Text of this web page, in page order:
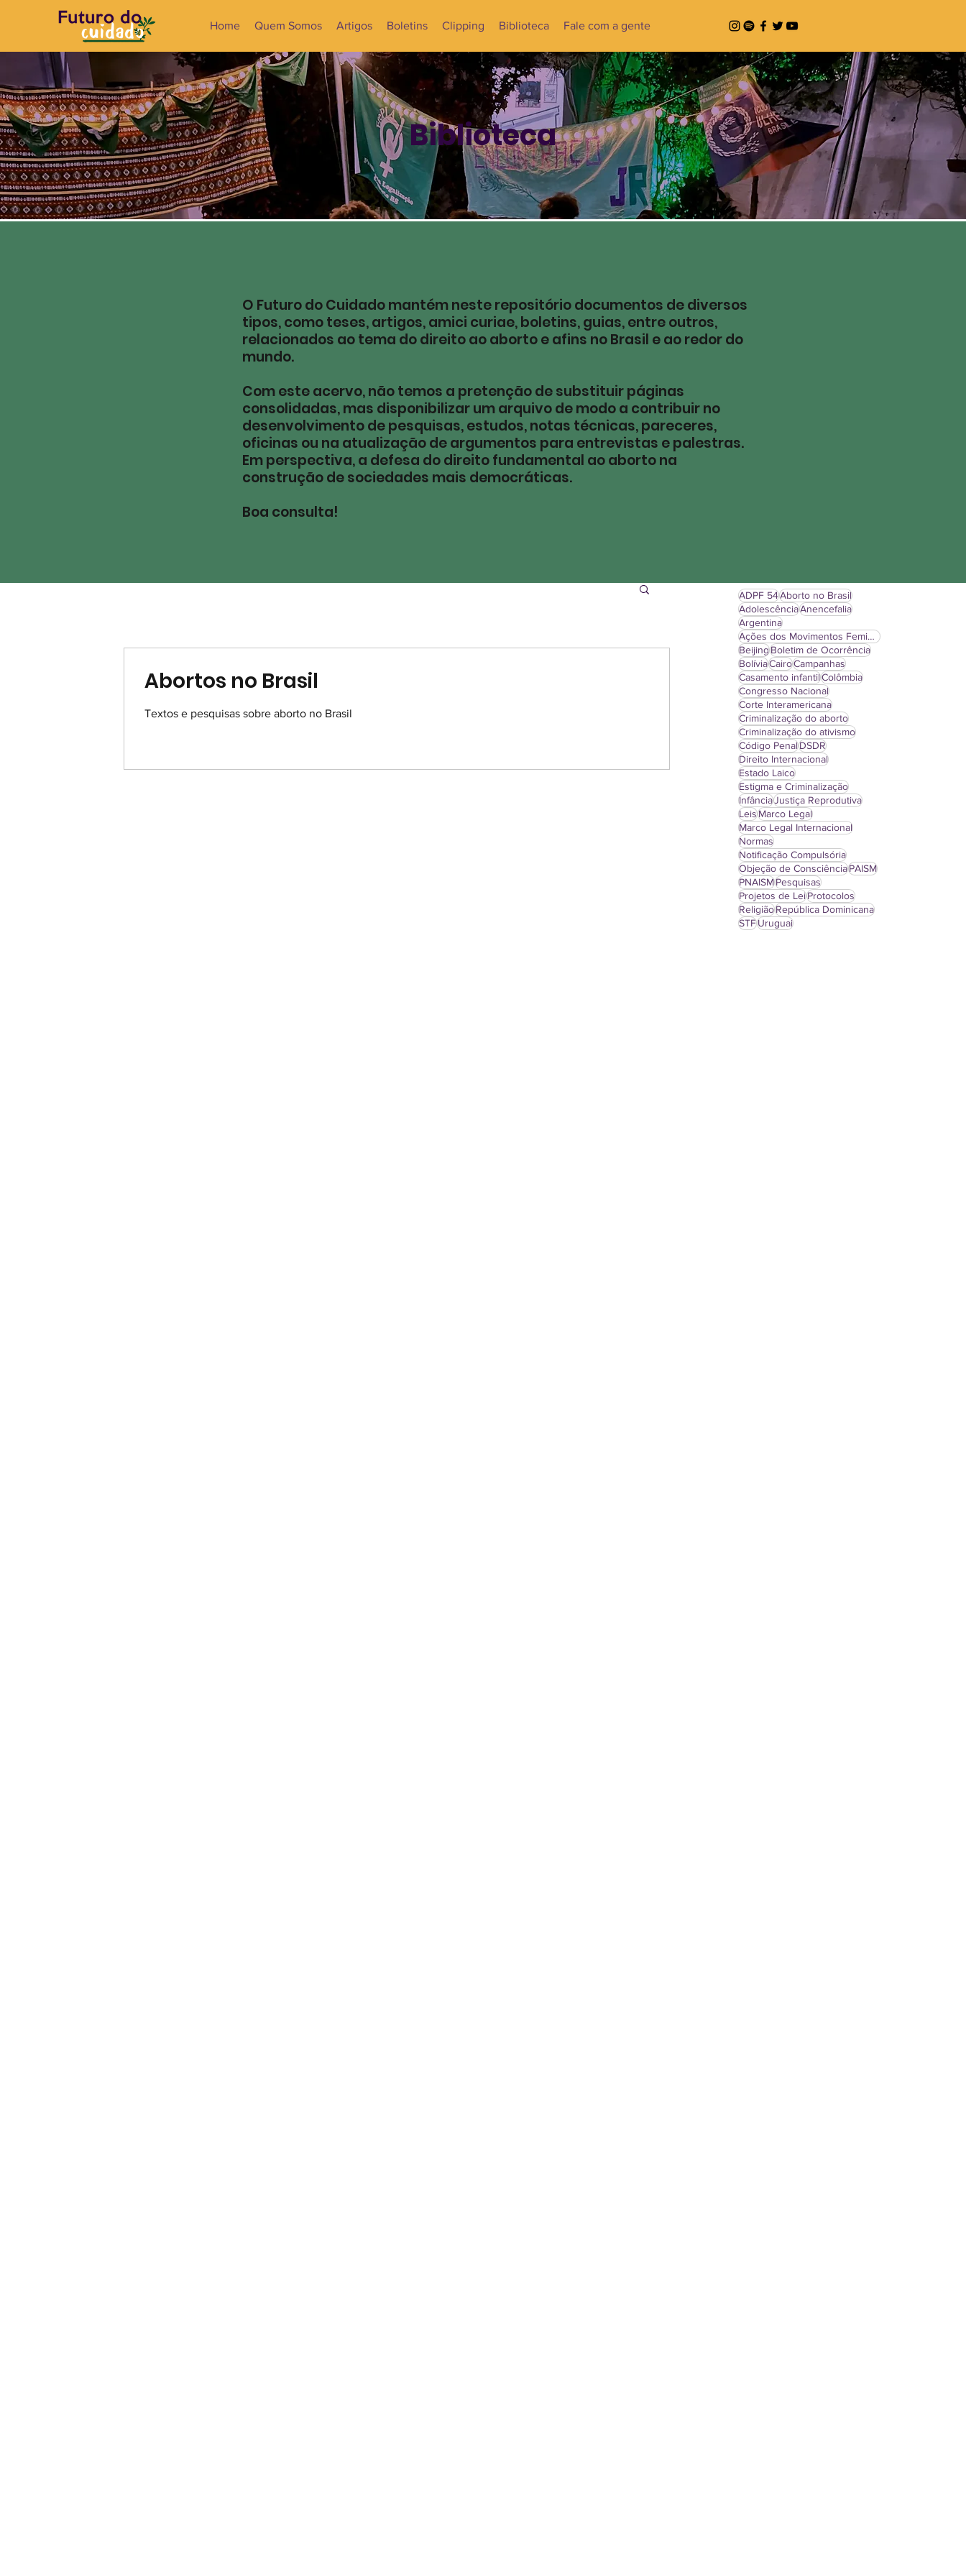
Home Quem Somos Artigos Boletins Clipping Biblioteca Fale com a gente
Biblioteca
O Futuro do Cuidado mantém neste repositório documentos de diversos
tipos, como teses, artigos, amici curiae, boletins, guias, entre outros,
relacionados ao tema do direito ao aborto e afins no Brasil e ao redor do
mundo.
Com este acervo, não temos a pretenção de substituir páginas
consolidadas, mas disponibilizar um arquivo de modo a contribuir no
desenvolvimento de pesquisas, estudos, notas técnicas, pareceres,
oficinas ou na atualização de argumentos para entrevistas e palestras.
Em perspectiva, a defesa do direito fundamental ao aborto na
construção de sociedades mais democráticas.
Boa consulta!
Abortos no Brasil
Textos e pesquisas sobre aborto no Brasil
ADPF 54Aborto no Brasil
AdolescênciaAnencefalia
Argentina
Ações dos Movimentos Feministas
BeijingBoletim de Ocorrência
BolíviaCairoCampanhas
Casamento infantilColômbia
Congresso Nacional
Corte Interamericana
Criminalização do aborto
Criminalização do ativismo
Código PenalDSDR
Direito Internacional
Estado Laico
Estigma e Criminalização
InfânciaJustiça Reprodutiva
LeisMarco Legal
Marco Legal Internacional
Normas
Notificação Compulsória
Objeção de ConsciênciaPAISM
PNAISMPesquisas
Projetos de LeiProtocolos
ReligiãoRepública Dominicana
STFUruguai